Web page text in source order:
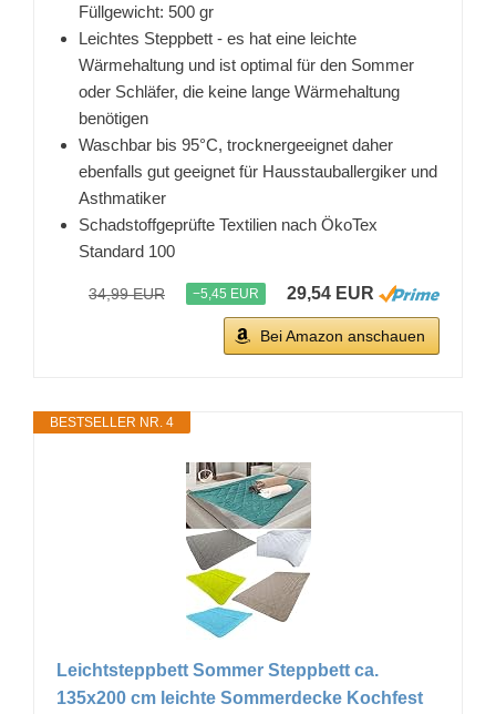
Füllgewicht: 500 gr
Leichtes Steppbett - es hat eine leichte
Wärmehaltung und ist optimal für den Sommer
oder Schläfer, die keine lange Wärmehaltung
benötigen
Waschbar bis 95°C, trocknergeeignet daher
ebenfalls gut geeignet für Hausstauballergiker und
Asthmatiker
Schadstoffgeprüfte Textilien nach ÖkoTex
Standard 100
34,99 EUR −5,45 EUR 29,54 EUR
Bei Amazon anschauen
BESTSELLER NR. 4
Leichtsteppbett Sommer Steppbett ca.
135x200 cm leichte Sommerdecke Kochfest